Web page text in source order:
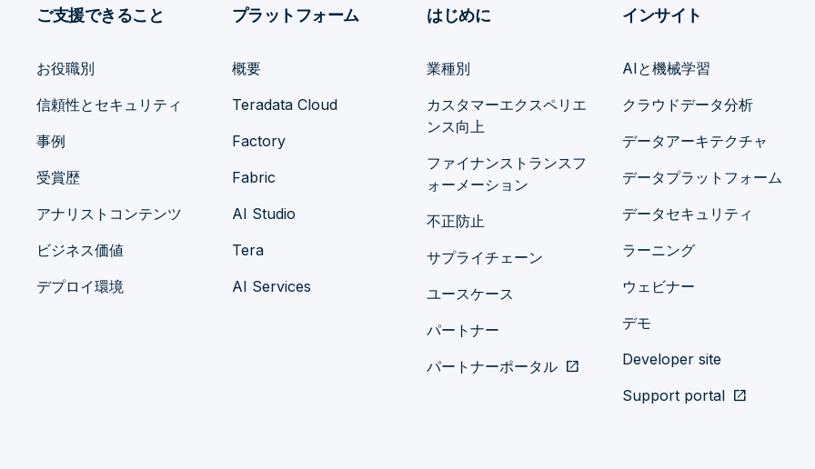
ご支援できること
お役職別
信頼性とセキュリティ
事例
受賞歴
アナリストコンテンツ
ビジネス価値
デプロイ環境
プラットフォーム
概要
Teradata Cloud
Factory
Fabric
AI Studio
Tera
AI Services
はじめに
業種別
カスタマーエクスペリエ
ンス向上
ファイナンストランスフ
ォーメーション
不正防止
サプライチェーン
ユースケース
パートナー
パートナーポータル open_in_new
インサイト
AIと機械学習
クラウドデータ分析
データアーキテクチャ
データプラットフォーム
データセキュリティ
ラーニング
ウェビナー
デモ
Developer site
Support portal open_in_new